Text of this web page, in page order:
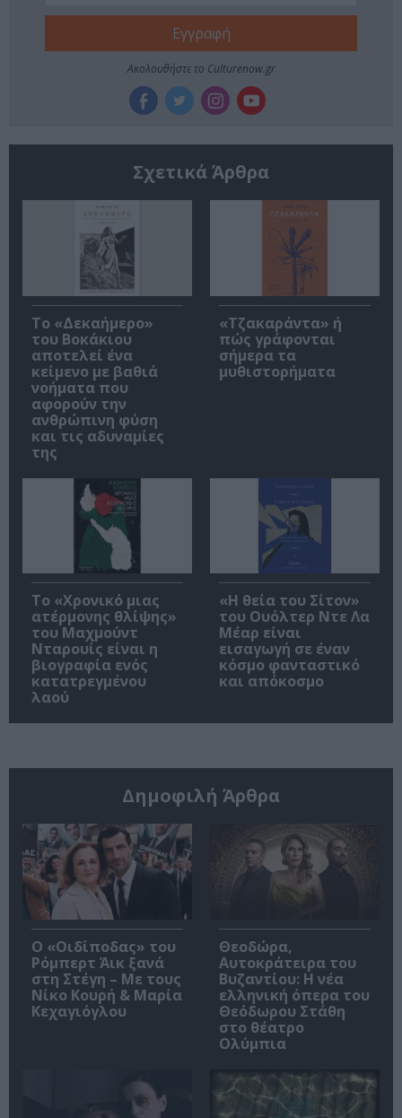
Ακολουθήστε το Culturenow.gr
Σχετικά Άρθρα
Το «Δεκαήμερο»
του Βοκάκιου
αποτελεί ένα
κείμενο με βαθιά
νοήματα που
αφορούν την
ανθρώπινη φύση
και τις αδυναμίες
της
«Τζακαράντα» ή
πώς γράφονται
σήμερα τα
μυθιστορήματα
Το «Χρονικό μιας
ατέρμονης θλίψης»
του Μαχμούντ
Νταρουίς είναι η
βιογραφία ενός
κατατρεγμένου
λαού
«Η θεία του Σίτον»
του Ουόλτερ Ντε Λα
Μέαρ είναι
εισαγωγή σε έναν
κόσμο φανταστικό
και απόκοσμο
Δημοφιλή Άρθρα
O «Οιδίποδας» του
Ρόμπερτ Άικ ξανά
στη Στέγη – Με τους
Νίκο Κουρή & Μαρία
Κεχαγιόγλου
Θεοδώρα,
Αυτοκράτειρα του
Βυζαντίου: Η νέα
ελληνική όπερα του
Θεόδωρου Στάθη
στο θέατρο
Ολύμπια